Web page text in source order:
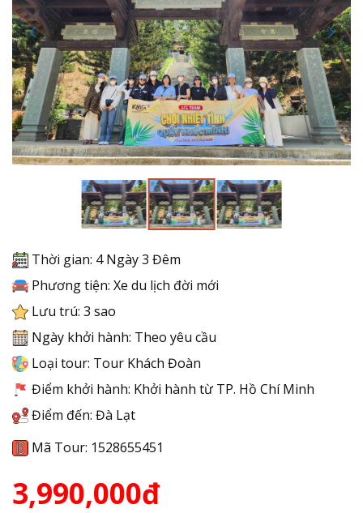
Thời gian: 4 Ngày 3 Đêm
Phương tiện: Xe du lịch đời mới
Lưu trú: 3 sao
Ngày khởi hành: Theo yêu cầu
Loại tour: Tour Khách Đoàn
Điểm khởi hành: Khởi hành từ TP. Hồ Chí Minh
Điểm đến: Đà Lạt
Mã Tour: 1528655451
3,990,000đ